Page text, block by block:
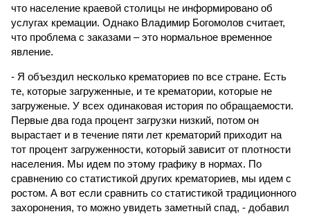
что население краевой столицы не информировано об
услугах кремации. Однако Владимир Богомолов считает,
что проблема с заказами – это нормальное временное
явление.
- Я объездил несколько крематориев по все стране. Есть
те, которые загруженные, и те крематории, которые не
загруженые. У всех одинаковая история по обращаемости.
Первые два года процент загрузки низкий, потом он
вырастает и в течение пяти лет крематорий приходит на
тот процент загруженности, который зависит от плотности
населения. Мы идем по этому графику в нормах. По
сравнению со статистикой других крематориев, мы идем с
ростом. А вот если сравнить со статистикой традиционного
захоронения, то можно увидеть заметный спад, - добавил